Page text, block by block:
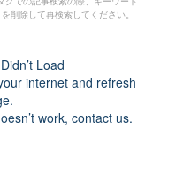
削除して再検索してください。
Load
internet and refresh
work, contact us.